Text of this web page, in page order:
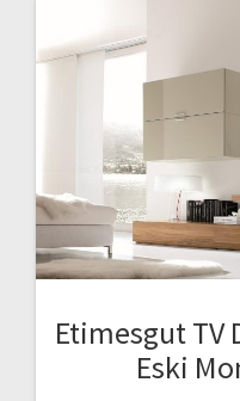
Etimesgut TV
Eski